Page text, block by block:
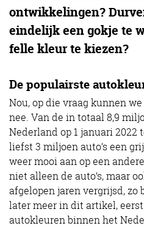
ontwikkelingen?
eindelijk een gokje te
felle kleur te kiezen?
De populairste
Nou, op die vraag kunnen
nee. Van de in totaal 8,9
Nederland op 1 januari 2022
liefst 3 miljoen auto’s een
weer mooi aan op een
niet alleen de auto’s, maar
afgelopen jaren vergrijsd,
later meer in dit artikel,
autokleuren binnen het